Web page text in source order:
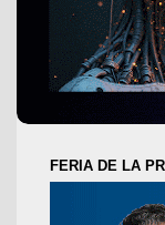
FERIA DE LA